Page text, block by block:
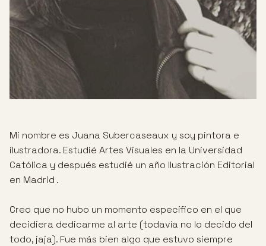
Mi nombre es Juana Subercaseaux y soy pintora e
ilustradora. Estudié Artes Visuales en la Universidad
Católica y después estudié un año Ilustración Editorial
en Madrid .
Creo que no hubo un momento específico en el que
decidiera dedicarme al arte (todavía no lo decido del
todo, jaja). Fue más bien algo que estuvo siempre